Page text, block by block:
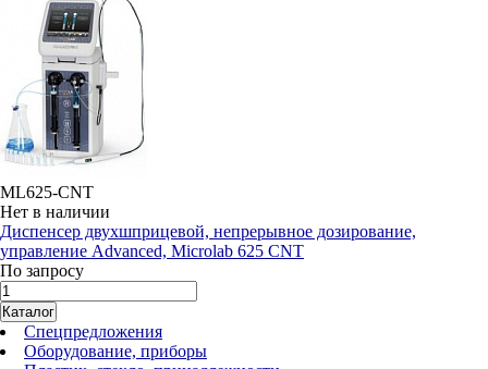
ML625-CNT
Нет в наличии
Диспенсер двухшприцевой, непрерывное дозирование,
управление Advanced, Microlab 625 CNT
По запросу
Каталог
Спецпредложения
Оборудование, приборы